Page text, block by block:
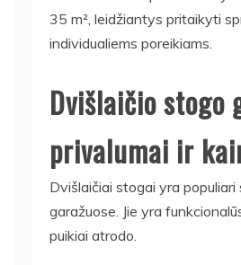
35 m², leidžiantys pritaikyti
individualiems poreikiams.
Dvišlaičio stogo
privalumai ir
Dvišlaičiai stogai yra populiari
garažuose. Jie yra
puikiai atrodo.